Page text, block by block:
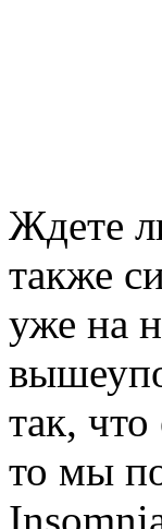
Ждете
также
уже на
так,
то мы